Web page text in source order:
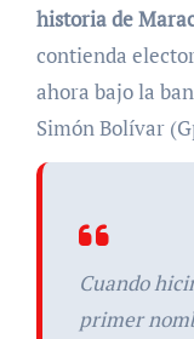
historia de
contienda
ahora bajo la
Simón Bolívar
Cuando
primer